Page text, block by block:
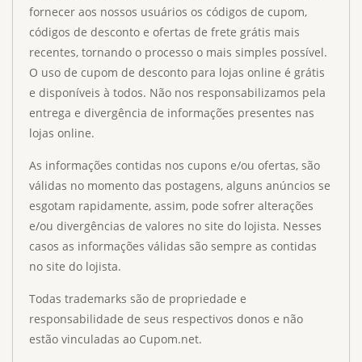
fornecer aos nossos usuários os códigos de cupom,
códigos de desconto e ofertas de frete grátis mais
recentes, tornando o processo o mais simples possível.
O uso de cupom de desconto para lojas online é grátis
e disponíveis à todos. Não nos responsabilizamos pela
entrega e divergência de informações presentes nas
lojas online.
As informações contidas nos cupons e/ou ofertas, são
válidas no momento das postagens, alguns anúncios se
esgotam rapidamente, assim, pode sofrer alterações
e/ou divergências de valores no site do lojista. Nesses
casos as informações válidas são sempre as contidas
no site do lojista.
Todas trademarks são de propriedade e
responsabilidade de seus respectivos donos e não
estão vinculadas ao Cupom.net.